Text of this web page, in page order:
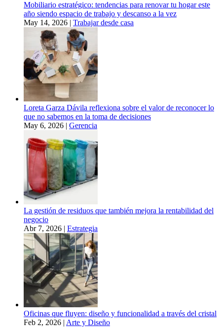
Mobiliario estratégico: tendencias para renovar tu hogar este
año siendo espacio de trabajo y descanso a la vez
May 14, 2026 | Trabajar desde casa
Loreta Garza Dávila reflexiona sobre el valor de reconocer lo
que no sabemos en la toma de decisiones
May 6, 2026 | Gerencia
La gestión de residuos que también mejora la rentabilidad del
negocio
Abr 7, 2026 | Estrategia
Oficinas que fluyen: diseño y funcionalidad a través del cristal
Feb 2, 2026 | Arte y Diseño